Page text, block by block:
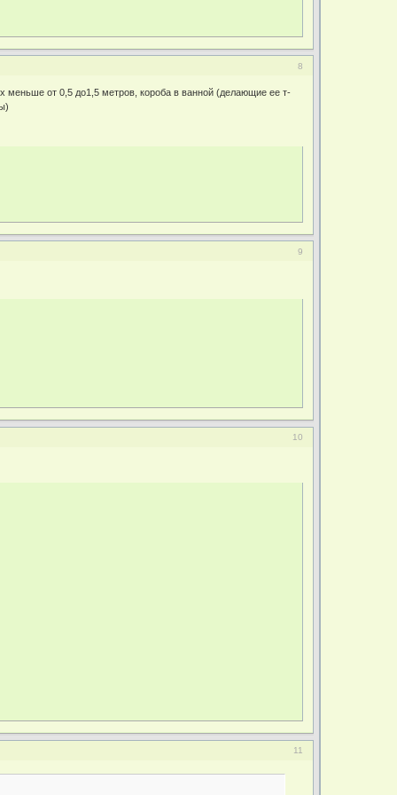
8
меньше от 0,5 до1,5 метров, короба в ванной (делающие ее т-
9
10
11